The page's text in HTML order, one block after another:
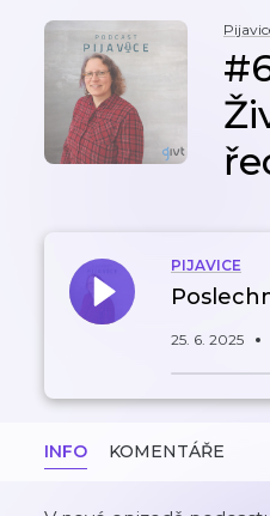
PIJAVICE
25. 6. 2025
INFO KOMENTÁŘE